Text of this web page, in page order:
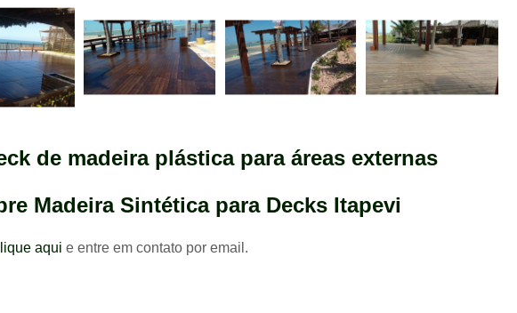
Madeira Ecológica para Deck
Madeira Ecológica para Fachada
Madeira Ecológica Sustentável
Madeira Plástica Ecológica
Madeira Plástica Ambiental
Madeira Plástica Lastro
de madeira plástica para áreas externas
Madeira Sintética para Decks Itapevi
aqui e entre em contato por email.